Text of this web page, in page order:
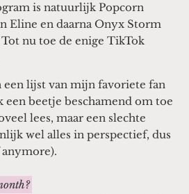
is natuurlijk Popcorn
Eline en daarna Onyx Storm
Tot nu toe de enige TikTok
een lijst van mijn favoriete fan
een beetje beschamend om toe
lees, maar een slechte
wel alles in perspectief, dus